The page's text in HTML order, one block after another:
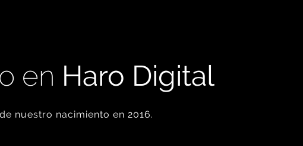
en Haro Digital
nuestro nacimiento en 2016.